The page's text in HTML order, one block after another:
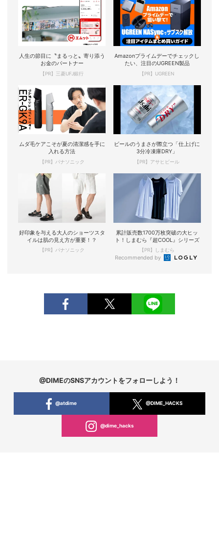
人生の節目に〝まるっと〟寄り添う
お金のパートナー
【PR】三菱UFJ銀行
Amazonプライムデーでチェックし
たい、注目のUGREEN製品
【PR】UGREEN
ムダ毛ケアこそが夏の清潔感を手に
入れる方法
【PR】パナソニック
ビールのうまさが際立つ「仕上げに
3分冷凍庫DRY」
【PR】アサヒビール
好印象を与える大人のショーツスタ
イルは肌の見え方が重要！？
【PR】パナソニック
累計販売数1700万枚突破の大ヒッ
ト！しまむら『超COOL』シリーズ
【PR】しまむら
Recommended by
@DIMEのSNSアカウントをフォローしよう！
@atdime @DIME_HACKS
@dime_hacks